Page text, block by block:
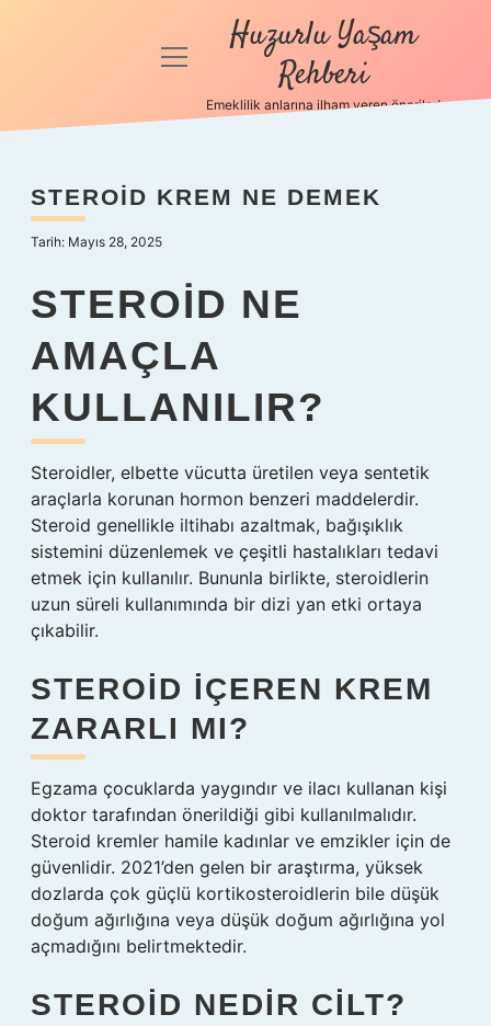
Anasayfa
Politikası
Yasal Uyarı
Hakkımızda
menüyü
Huzurlu Yaşam
Rehberi
Emeklilik anlarına ilham veren öneriler!
STEROID KREM NE DEMEK
Tarih: Mayıs 28, 2025
STEROID NE
AMAÇLA
KULLANILIR?
Steroidler, elbette vücutta üretilen veya sentetik
araçlarla korunan hormon benzeri maddelerdir.
Steroid genellikle iltihabı azaltmak, bağışıklık
sistemini düzenlemek ve çeşitli hastalıkları tedavi
etmek için kullanılır. Bununla birlikte, steroidlerin
uzun süreli kullanımında bir dizi yan etki ortaya
çıkabilir.
STEROID IÇEREN KREM
ZARARLI MI?
Egzama çocuklarda yaygındır ve ilacı kullanan kişi
doktor tarafından önerildiği gibi kullanılmalıdır.
Steroid kremler hamile kadınlar ve emzikler için de
güvenlidir. 2021’den gelen bir araştırma, yüksek
dozlarda çok güçlü kortikosteroidlerin bile düşük
doğum ağırlığına veya düşük doğum ağırlığına yol
açmadığını belirtmektedir.
STEROID NEDIR CILT?